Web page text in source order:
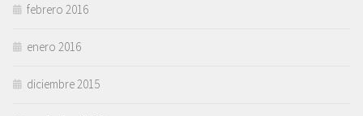
febrero 2016
enero 2016
diciembre 2015